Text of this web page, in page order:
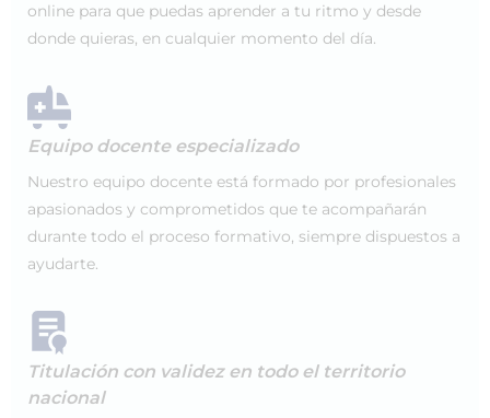
online para que puedas aprender a tu ritmo y desde
donde quieras, en cualquier momento del día.
Equipo docente especializado
Nuestro equipo docente está formado por profesionales
apasionados y comprometidos que te acompañarán
durante todo el proceso formativo, siempre dispuestos a
ayudarte.
Titulación con validez en todo el territorio
nacional